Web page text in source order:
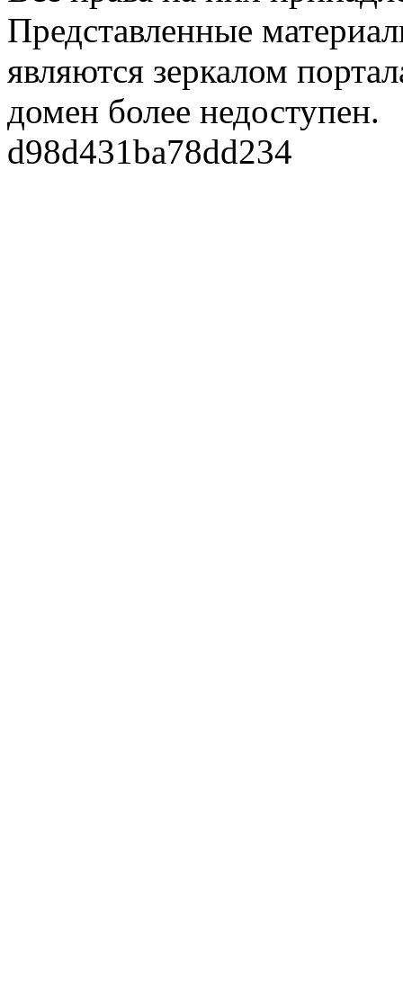
Представленные
являются зеркалом
домен более недоступен.
d98d431ba78dd234